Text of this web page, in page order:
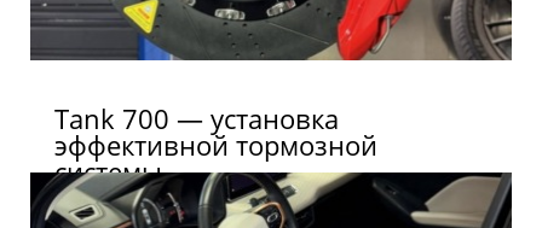
Tank 700 — установка
эффективной тормозной
системы